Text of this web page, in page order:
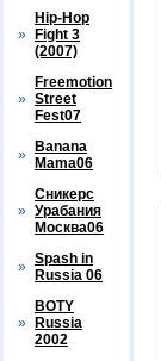
»
Hip-Hop
Fight 3
(2007)
»
Freemotion
Street
Fest07
»
Banana
Mama06
»
Сникерс
Урабания
Москва06
» Spash in
Russia 06
»
BOTY
Russia
2002